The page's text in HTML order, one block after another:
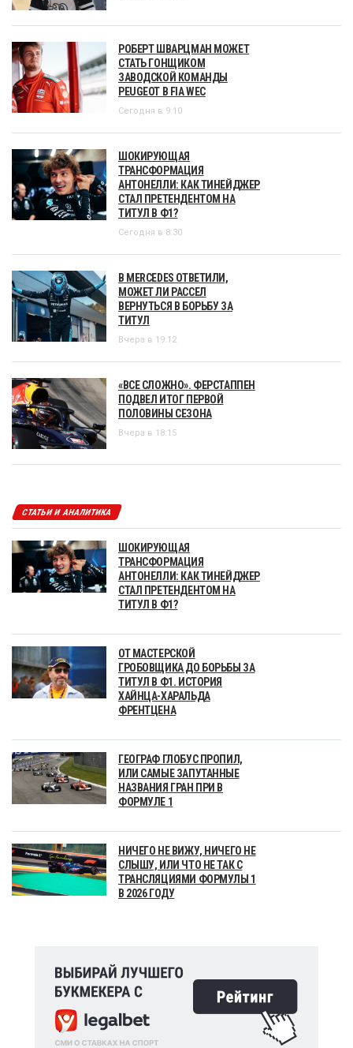
РОБЕРТ ШВАРЦМАН МОЖЕТ
СТАТЬ ГОНЩИКОМ
ЗАВОДСКОЙ КОМАНДЫ
PEUGEOT В FIA WEC
Сегодня в 9:10
ШОКИРУЮЩАЯ
ТРАНСФОРМАЦИЯ
АНТОНЕЛЛИ: КАК ТИНЕЙДЖЕР
СТАЛ ПРЕТЕНДЕНТОМ НА
ТИТУЛ В Ф1?
Сегодня в 8:30
В MERCEDES ОТВЕТИЛИ,
МОЖЕТ ЛИ РАССЕЛ
ВЕРНУТЬСЯ В БОРЬБУ ЗА
ТИТУЛ
Вчера в 19:12
«ВСЕ СЛОЖНО». ФЕРСТАППЕН
ПОДВЕЛ ИТОГ ПЕРВОЙ
ПОЛОВИНЫ СЕЗОНА
Вчера в 18:15
СТАТЬИ И АНАЛИТИКА
ШОКИРУЮЩАЯ
ТРАНСФОРМАЦИЯ
АНТОНЕЛЛИ: КАК ТИНЕЙДЖЕР
СТАЛ ПРЕТЕНДЕНТОМ НА
ТИТУЛ В Ф1?
ОТ МАСТЕРСКОЙ
ГРОБОВЩИКА ДО БОРЬБЫ ЗА
ТИТУЛ В Ф1. ИСТОРИЯ
ХАЙНЦА-ХАРАЛЬДА
ФРЕНТЦЕНА
ГЕОГРАФ ГЛОБУС ПРОПИЛ,
ИЛИ САМЫЕ ЗАПУТАННЫЕ
НАЗВАНИЯ ГРАН ПРИ В
ФОРМУЛЕ 1
НИЧЕГО НЕ ВИЖУ, НИЧЕГО НЕ
СЛЫШУ, ИЛИ ЧТО НЕ ТАК С
ТРАНСЛЯЦИЯМИ ФОРМУЛЫ 1
В 2026 ГОДУ